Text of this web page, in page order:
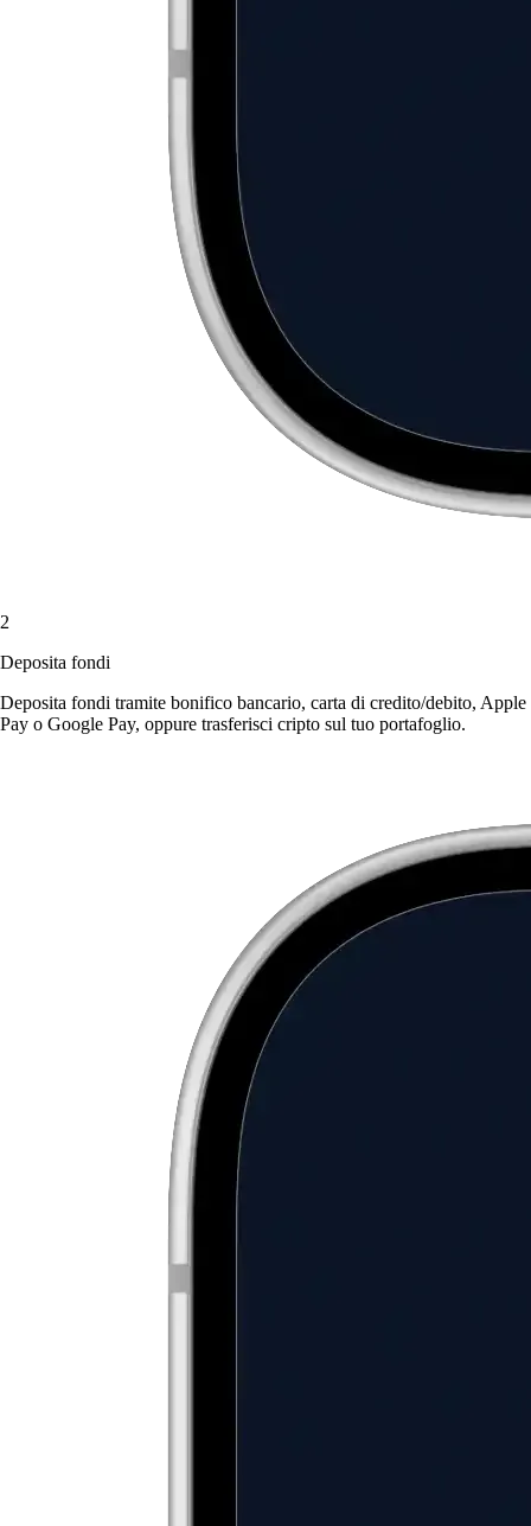
2
Deposita fondi
Deposita fondi tramite bonifico bancario, carta di credito/debito, Apple
Pay o Google Pay, oppure trasferisci cripto sul tuo portafoglio.